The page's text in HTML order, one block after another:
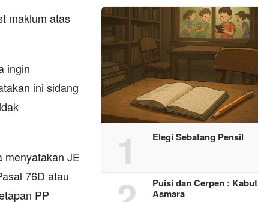
maklum atas
ingin
ini sidang
menyatakan JE
76D atau
PP
1 Elegi Sebatang Pensil
Puisi dan Cerpen : Kabut
Asmara